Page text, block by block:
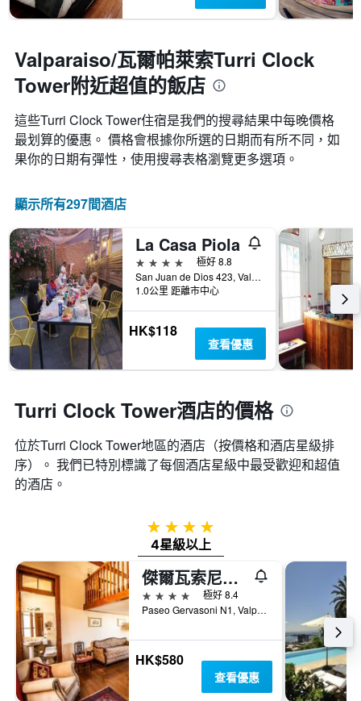
Valparaiso/瓦爾帕萊索Turri Clock
Tower附近超值的飯店
這些Turri Clock Tower​住宿是我們的搜尋結果中每晚價格
最划算的優惠。 價格會根據你所選的日期而有所不同，如
果你的日期有彈性，使用搜尋表格瀏覽更多選項。
顯示所有297間酒店
La Casa Piola
4星級
極好 8.8
San Juan de Dios 423, Valparaiso/瓦爾帕萊索, 智利
1.0公里 距離市中心
HK$118
查看優惠
Turri Clock Tower酒店的價格
位於Turri Clock Tower​地區的酒店（按價格和酒店星級排
序）。 我們已特別標識了每個酒店星級中最受歡迎和超值
的酒店。
4星級
4星級以上
傑爾瓦索尼精品酒店
4星級
極好 8.4
Paseo Gervasoni N1, Valparaiso/瓦爾帕萊索, 智利
HK$580
查看優惠